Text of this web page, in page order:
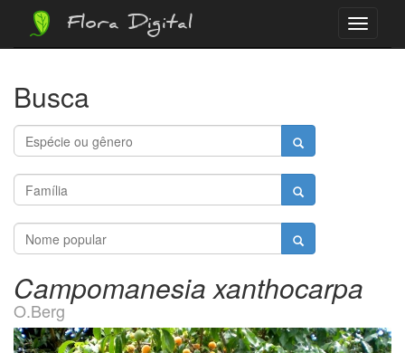
Menu
Flora Digital
Busca
Campomanesia xanthocarpa
O.Berg